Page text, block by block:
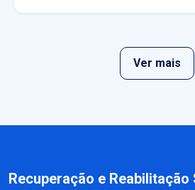
Ver mais
Recuperação e Reabilitação